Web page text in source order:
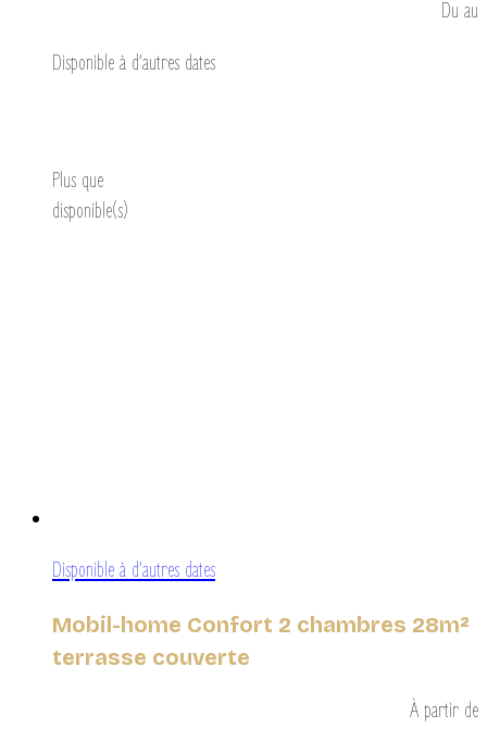
Du au
Disponible à d’autres dates
Plus que
disponible(s)
Disponible à d’autres dates
Mobil-home Confort 2 chambres 28m²
terrasse couverte
À partir de